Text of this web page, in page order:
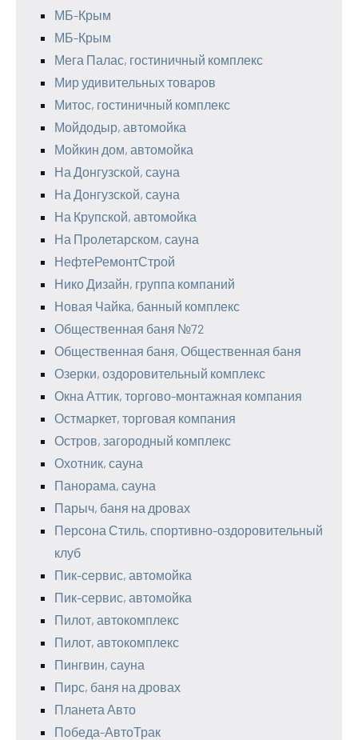
МБ-Крым
МБ-Крым
Мега Палас, гостиничный комплекс
Мир удивительных товаров
Митос, гостиничный комплекс
Мойдодыр, автомойка
Мойкин дом, автомойка
На Донгузской, сауна
На Донгузской, сауна
На Крупской, автомойка
На Пролетарском, сауна
НефтеРемонтСтрой
Нико Дизайн, группа компаний
Новая Чайка, банный комплекс
Общественная баня №72
Общественная баня, Общественная баня
Озерки, оздоровительный комплекс
Окна Аттик, торгово-монтажная компания
Остмаркет, торговая компания
Остров, загородный комплекс
Охотник, сауна
Панорама, сауна
Парыч, баня на дровах
Персона Стиль, спортивно-оздоровительный
клуб
Пик-сервис, автомойка
Пик-сервис, автомойка
Пилот, автокомплекс
Пилот, автокомплекс
Пингвин, сауна
Пирс, баня на дровах
Планета Авто
Победа-АвтоТрак